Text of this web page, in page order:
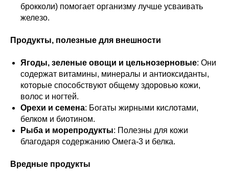
брокколи) помогает организму лучше усваивать
железо.
Продукты, полезные для внешности
Ягоды, зеленые овощи и цельнозерновые: Они
содержат витамины, минералы и антиоксиданты,
которые способствуют общему здоровью кожи,
волос и ногтей.
Орехи и семена: Богаты жирными кислотами,
белком и биотином.
Рыба и морепродукты: Полезны для кожи
благодаря содержанию Омега-3 и белка.
Вредные продукты